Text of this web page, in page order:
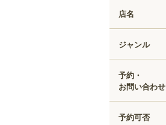
店名
ジャンル
予約・
お問い合わせ
予約可否